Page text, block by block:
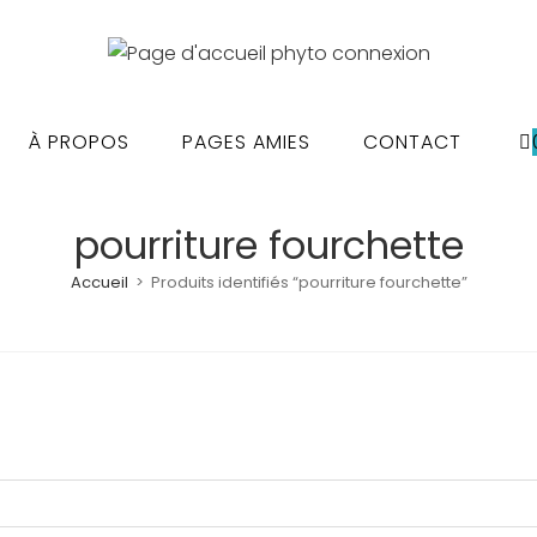
À PROPOS PAGES AMIES CONTACT
pourriture fourchette
Accueil > Produits identifiés “pourriture fourchette”